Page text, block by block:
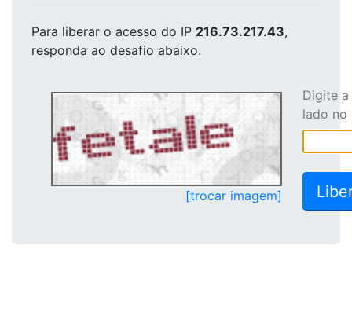
Para liberar o acesso do IP 216.73.217.43,
responda ao desafio abaixo.
[trocar imagem]
Digite
lado no